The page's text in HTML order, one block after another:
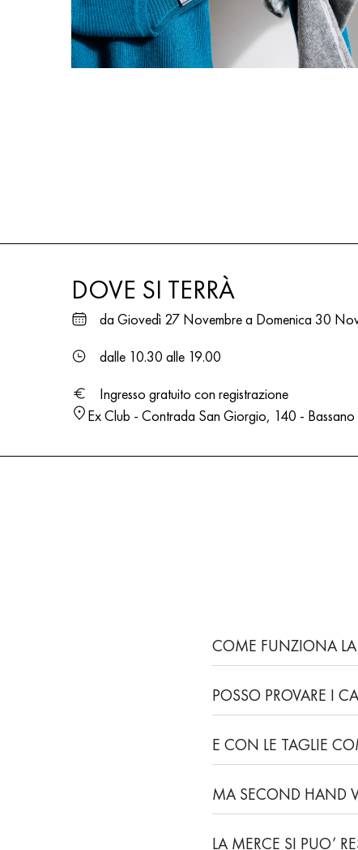
DOVE SI TERRÀ
da Giovedì 27 Novembre a Domenica 30
dalle 10.30 alle 19.00
Ingresso gratuito con registrazione
Ex Club - Contrada San Giorgio, 140 -
COME FUNZIONA LA
POSSO PROVARE I
E CON LE TAGLIE
MA SECOND HAND
LA MERCE SI PUO’